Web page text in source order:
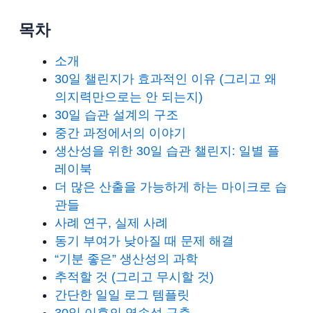
목차
소개
30일 챌린지가 효과적인 이유 (그리고 왜
의지력만으로는 안 되는지)
30일 습관 설계의 구조
중간 과정에서의 이야기
생산성을 위한 30일 습관 챌린지: 일별 플
레이북
더 많은 산출을 가능하게 하는 마이크로 습
관들
사례 연구, 실제 사례
동기 부여가 낮아질 때 문제 해결
“기분 좋은” 생산성의 과학
추적할 것 (그리고 무시할 것)
간단한 일일 로그 템플릿